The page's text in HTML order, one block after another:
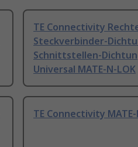
TE Connectivity
Steckverbinder-
Schnittstellen-
Universal MATE-N-LOK
TE Connectivity